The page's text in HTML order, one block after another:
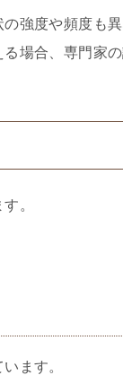
強度や頻度も異
場合、専門家の
。
ます。